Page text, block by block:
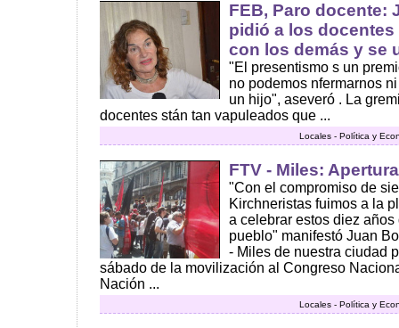
FEB, Paro docente:
pidió a los
con los demás y se
"El presentismo s un
no podemos nfermarnos
un hijo", aseveró . La
docentes stán tan vapuleados que ...
Locales - Política y
FTV - Miles:
"Con el compromiso de
Kirchneristas fuimos a la
a celebrar estos diez
pueblo" manifestó Juan
- Miles de nuestra ciudad
sábado de la movilización al Congreso
Nación ...
Locales - Política y